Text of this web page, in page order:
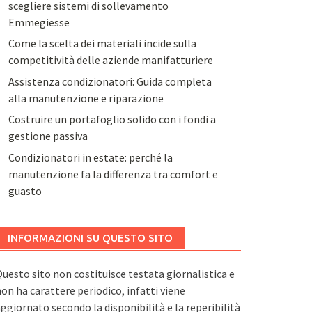
scegliere sistemi di sollevamento
Emmegiesse
Come la scelta dei materiali incide sulla
competitività delle aziende manifatturiere
Assistenza condizionatori: Guida completa
alla manutenzione e riparazione
Costruire un portafoglio solido con i fondi a
gestione passiva
Condizionatori in estate: perché la
manutenzione fa la differenza tra comfort e
guasto
INFORMAZIONI SU QUESTO SITO
sito non costituisce testata giornalistica e
ha carattere periodico, infatti viene
secondo la disponibilità e la reperibilità